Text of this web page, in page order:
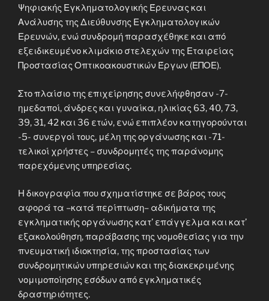
Ψηφιακής Εγκληματολογικής Έρευνας και
Ανάλυσης της Διεύθυνσης Εγκληματολογικών
Ερευνών, ενώ συνδρομή παρασχέθηκε και από
εξειδικευμένο κλιμάκιο στελεχών της Εταιρείας
Προστασίας Οπτικοακουστικών Έργων (ΕΠΟΕ).
Στο πλαίσιο της επιχείρησης συνελήφθησαν -7-
ημεδαποί, άνδρες και γυναίκα, ηλικίας 63, 40, 73,
39, 31, 42 και 36 ετών, ενώ επιπλέον κατηγορούνται
-5- συνεργοί τους, μέλη της οργάνωσης και -71-
τελικοί χρήστες – συνδρομητές της παράνομης
παρεχόμενης υπηρεσίας.
Η δικογραφία που σχηματίστηκε σε βάρος τους
αφορά τα –κατά περίπτωση– αδικήματα της
εγκληματικής οργάνωσης κατ’ επάγγελμα και κατ’
εξακολούθηση, παράβασης της νομοθεσίας για την
πνευματική ιδιοκτησία, της προστασίας των
συνδρομητικών υπηρεσιών και της διακεκριμένης
νομιμοποίησης εσόδων από εγκληματικές
δραστηριότητες.